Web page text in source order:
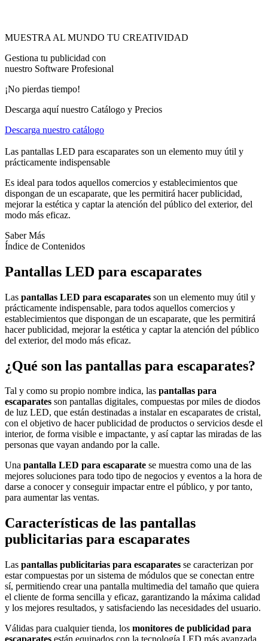
MUESTRA AL MUNDO TU CREATIVIDAD
Gestiona tu publicidad con
nuestro Software Profesional
¡No pierdas tiempo!
Descarga aquí nuestro Catálogo y Precios
Descarga nuestro catálogo
Las pantallas LED para escaparates son un elemento muy útil y
prácticamente indispensable
Es ideal para todos aquellos comercios y establecimientos que
dispongan de un escaparate, que les permitirá hacer publicidad,
mejorar la estética y captar la atención del público del exterior, del
modo más eficaz.
Saber Más
Índice de Contenidos
Pantallas LED para escaparates
Las pantallas LED para escaparates son un elemento muy útil y
prácticamente indispensable, para todos aquellos comercios y
establecimientos que dispongan de un escaparate, que les permitirá
hacer publicidad, mejorar la estética y captar la atención del público
del exterior, del modo más eficaz.
¿Qué son las pantallas para escaparates?
Tal y como su propio nombre indica, las pantallas para
escaparates son pantallas digitales, compuestas por miles de diodos
de luz LED, que están destinadas a instalar en escaparates de cristal,
con el objetivo de hacer publicidad de productos o servicios desde el
interior, de forma visible e impactante, y así captar las miradas de las
personas que vayan andando por la calle.
Una pantalla LED para escaparate se muestra como una de las
mejores soluciones para todo tipo de negocios y eventos a la hora de
darse a conocer y conseguir impactar entre el público, y por tanto,
para aumentar las ventas.
Características de las pantallas
publicitarias para escaparates
Las pantallas publicitarias para escaparates se caracterizan por
estar compuestas por un sistema de módulos que se conectan entre
sí, permitiendo crear una pantalla multimedia del tamaño que quiera
el cliente de forma sencilla y eficaz, garantizando la máxima calidad
y los mejores resultados, y satisfaciendo las necesidades del usuario.
Válidas para cualquier tienda, los monitores de publicidad para